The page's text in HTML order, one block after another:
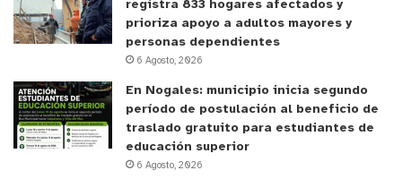
registra 833 hogares afectados y
prioriza apoyo a adultos mayores y
personas dependientes
6 Agosto, 2026
En Nogales: municipio inicia segundo
período de postulación al beneficio de
traslado gratuito para estudiantes de
educación superior
6 Agosto, 2026